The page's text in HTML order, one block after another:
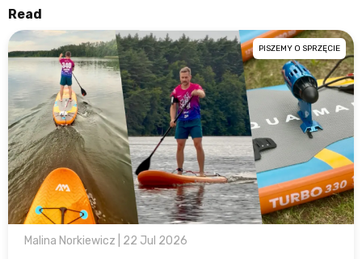
Read
PISZEMY O SPRZĘCIE
Malina Norkiewicz | 22 Jul 2026